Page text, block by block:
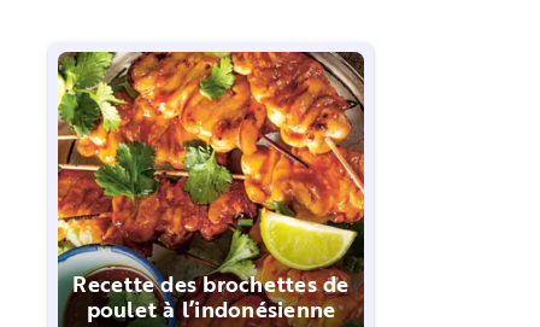
Recette des brochettes de
poulet à l’indonésienne